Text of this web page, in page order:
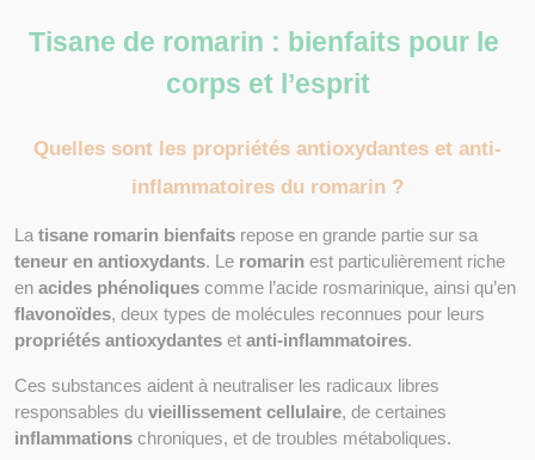
Tisane de romarin : bienfaits pour le
corps et l’esprit
Quelles sont les propriétés antioxydantes et anti-
inflammatoires du romarin ?
La tisane romarin bienfaits
teneur en antioxydants. Le romarin est particulièrement riche
en acides phénoliques
flavonoïdes
propriétés antioxydantes et anti-inflammatoires.
Ces substances aident à neutraliser les radicaux libres
responsables du vieillissement cellulaire
inflammations chroniques, et de troubles métaboliques.